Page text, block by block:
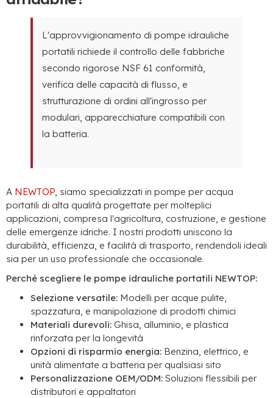
L'approvvigionamento di pompe idrauliche
portatili richiede il controllo delle fabbriche
secondo rigorose NSF 61 conformità,
verifica delle capacità di flusso, e
strutturazione di ordini all'ingrosso per
modulari, apparecchiature compatibili con
la batteria.
A NEWTOP , siamo specializzati in pompe per acqua
portatili di alta qualità progettate per molteplici
applicazioni, compresa l'agricoltura, costruzione, e gestione
delle emergenze idriche. I nostri prodotti uniscono la
durabilità, efficienza, e facilità di trasporto, rendendoli ideali
sia per un uso professionale che occasionale.
Perché scegliere le pompe idrauliche portatili NEWTOP:
Selezione versatile: Modelli per acque pulite,
spazzatura, e manipolazione di prodotti chimici
Materiali durevoli: Ghisa, alluminio, e plastica
rinforzata per la longevità
Opzioni di risparmio energia: Benzina, elettrico, e
unità alimentate a batteria per qualsiasi sito
Personalizzazione OEM/ODM: Soluzioni flessibili per
distributori e appaltatori